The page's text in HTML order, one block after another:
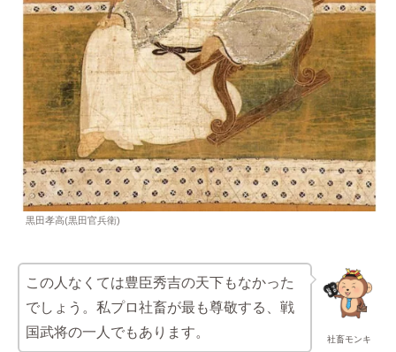
黒田孝高(黒田官兵衛)
社畜モンキ
この人なくては豊臣秀吉の天下もなかった
でしょう。私プロ社畜が最も尊敬する、戦
国武将の一人でもあります。